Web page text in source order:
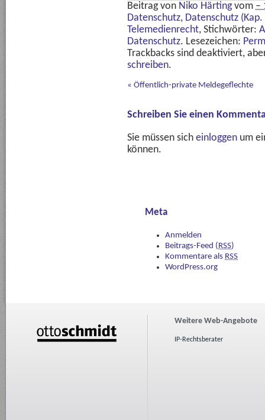
Beitrag von Niko Härtingvom –
Datenschutz, Datenschutz (Kap.
Telemedienrecht, Stichwörter:
Datenschutz. Lesezeichen:
Trackbacks sind deaktiviert,
schreiben.
« Öffentlich-private Meldegeflechte
Schreiben Sie einen
Sie müssen sich einloggen um
können.
Meta
Anmelden
Beitrags-Feed ( RSS)
Kommentare als RSS
WordPress.org
Weitere Web-Angebote
IP-Rechtsberater